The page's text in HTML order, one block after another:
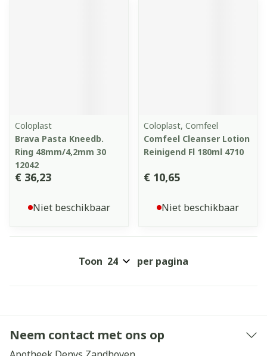
Coloplast
Brava Pasta Kneedb.
Ring 48mm/4,2mm 30
12042
€ 36,23
Niet beschikbaar
Coloplast, Comfeel
Comfeel Cleanser Lotion
Reinigend Fl 180ml 4710
€ 10,65
Niet beschikbaar
Toon per pagina
Neem contact met ons op